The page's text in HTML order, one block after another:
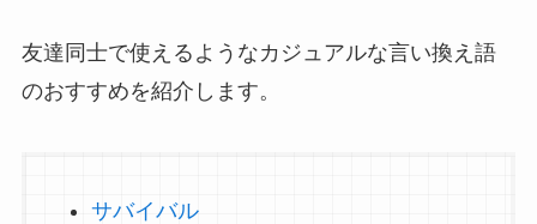
友達同士で使えるようなカジュアルな言い換え語
のおすすめを紹介します。
サバイバル